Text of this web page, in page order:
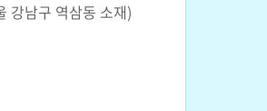
강남구 역삼동 소재)